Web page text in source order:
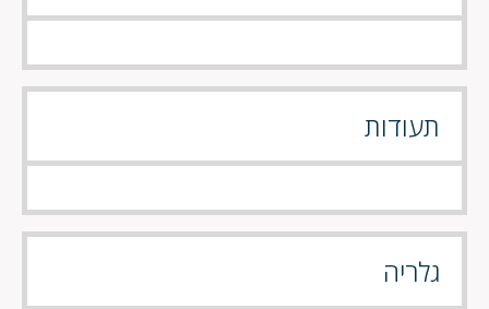
תעודות
גלריה